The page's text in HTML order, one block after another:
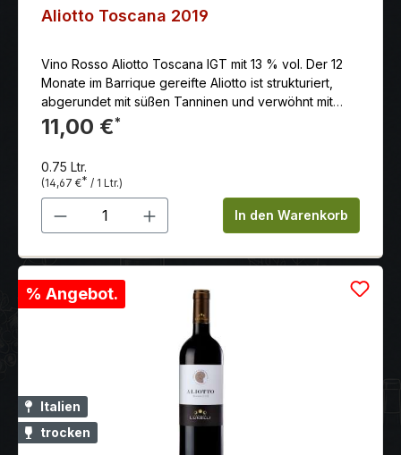
Aliotto Toscana 2019
Vino Rosso Aliotto Toscana IGT mit 13 % vol. Der 12
Monate im Barrique gereifte Aliotto ist strukturiert,
abgerundet mit süßen Tanninen und verwöhnt mit
einem wunderbar ausgewogenen, intensiven
Abgang. Land: Italien Anbaugebiet: Toskana Jahr:
Sangiovese, 40% Merlot & Cabernet Farbe: rot
Reifegrad: Genießen und Lagerungsfähig
Beschreibung: Ein dunkel rubinroter Wein mit
eleganten Fruchtnoten, kombiniert mit balsamischen
Der 12 Monate im Barrique gereifte Aliotto ist
strukturiert, abgerundet mit süßen Tanninen und
verwöhnt mit einem wunderbar ausgewogenen,
intensiven Abgang. Alkoholgehalt: 13.50 % schon
trinkbar: sehr gut vorher öffnen: ja lagerungsfähig bis
11,00 €*
0.75 Ltr.
(14,67 €* / 1 Ltr.)
Produkt Anzahl: Gib denIn den Warenkorb
% Angebot.
Italien
trocken